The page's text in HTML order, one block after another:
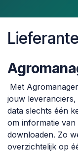
Met
jouw
data slechts één
om informatie van
downloaden. Zo
overzichtelijk op